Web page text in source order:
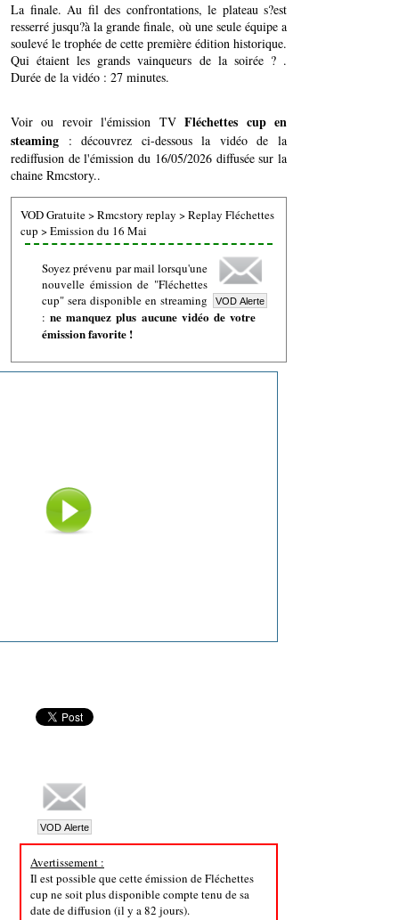
La finale. Au fil des confrontations, le plateau s?est
resserré jusqu?à la grande finale, où une seule équipe a
soulevé le trophée de cette première édition historique.
Qui étaient les grands vainqueurs de la soirée ? .
Durée de la vidéo : 27 minutes.
Voir ou revoir l'émission TVFléchettes cup en
steaming : découvrez ci-dessous la vidéo de la
rediffusion de l'émission du 16/05/2026 diffusée sur la
chaine Rmcstory..
VOD Gratuite>Rmcstory replay >Replay Fléchettes
cup >Emission du 16 Mai
Soyez prévenu par mail lorsqu'une
nouvelle émission de "Fléchettes
cup" sera disponible en streaming
:ne manquez plus aucune vidéo de votre
émission favorite !
Avertissement :
Il est possible que cette émission de Fléchettes
cup ne soit plus disponible compte tenu de sa
date de diffusion (il y a 82 jours).